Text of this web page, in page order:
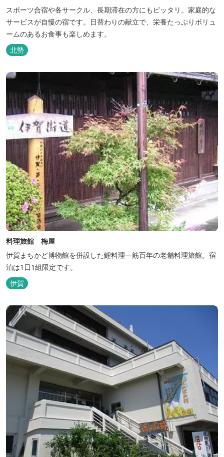
スポーツ合宿や各サークル、長期滞在の方にもピッタリ。家庭的な
サービスが自慢の宿です。日替わりの献立で、栄養たっぷりボリュ
ームのあるお食事も楽しめます。
北勢
料理旅館 梅屋
伊賀まちかど博物館を併設した鯉料理一筋百年の老舗料理旅館。宿
泊は1日1組限定です。
伊賀